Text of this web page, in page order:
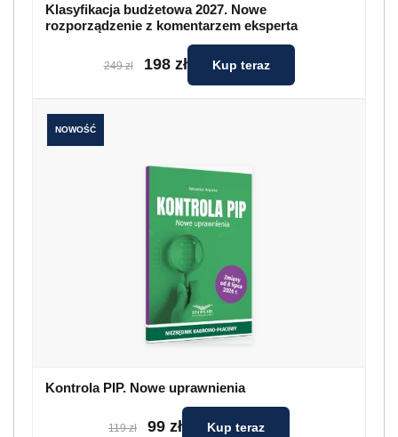
Klasyfikacja budżetowa 2027. Nowe
rozporządzenie z komentarzem eksperta
249 zł 198 zł Kup teraz
NOWOŚĆ
Kontrola PIP. Nowe uprawnienia
119 zł 99 zł Kup teraz